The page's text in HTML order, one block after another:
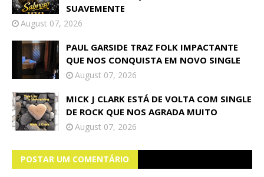
SUAVEMENTE
August 07, 2026
PAUL GARSIDE TRAZ FOLK IMPACTANTE
QUE NOS CONQUISTA EM NOVO SINGLE
August 07, 2026
MICK J CLARK ESTÁ DE VOLTA COM SINGLE
DE ROCK QUE NOS AGRADA MUITO
August 07, 2026
POSTAR UM COMENTÁRIO